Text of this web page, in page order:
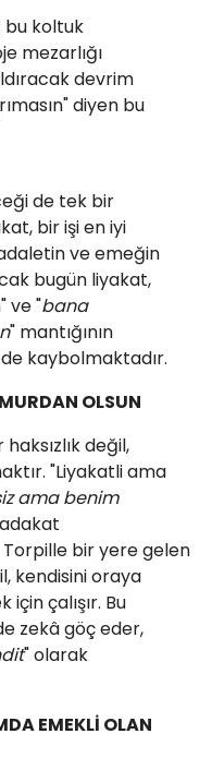
bu koltuk
mezarlığı
devrim
diyen bu
de tek bir
bir işi en iyi
ve emeğin
bugün liyakat,
ve "bana
" mantığının
kaybolmaktadır.
OLSUN
değil,
"Liyakatli ama
ama benim
bir yere gelen
kendisini oraya
çalışır. Bu
zekâ göç eder,
" olarak
EMEKLİ OLAN
Galeri Yazarlar
- KOCAELİ